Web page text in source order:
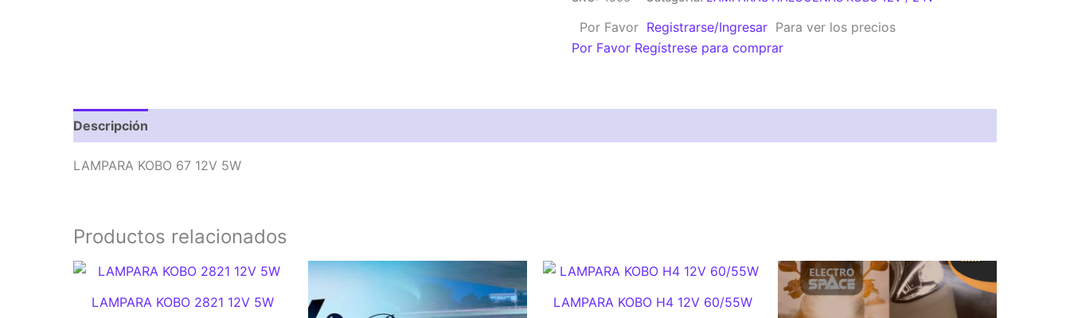
5W
cantidad
Por Favor Registrarse/Ingresar Para ver los precios
Por Favor Regístrese para comprar
Descripción
LAMPARA KOBO 67 12V 5W
Productos relacionados
LAMPARA KOBO 2821 12V 5W LAMPARA KOBO H4 12V 60/55W